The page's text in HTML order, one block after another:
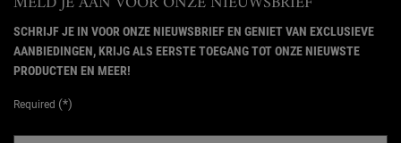
SCHRIJF JE IN VOOR ONZE NIEUWSBRIEF EN GENIET VAN EXCLUSIEVE
AANBIEDINGEN, KRIJG ALS EERSTE TOEGANG TOT ONZE NIEUWSTE
PRODUCTEN EN MEER!
Required (*)